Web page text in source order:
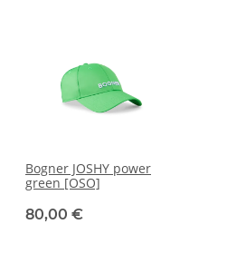
Bogner JOSHY power
green [OSO]
80,00 €